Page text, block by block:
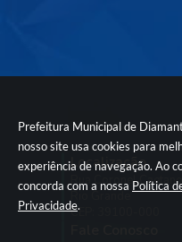
Prefeitura Municipal de
nosso site usa cookies para
experiência de navegação. Ao
concorda com a nossa Política
Privacidade.
Localização
Rua Coronel
CEP: 39100-000